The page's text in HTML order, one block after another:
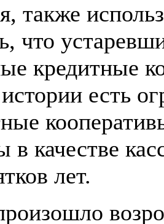
также
что
кредитные
есть
в качестве
лет.